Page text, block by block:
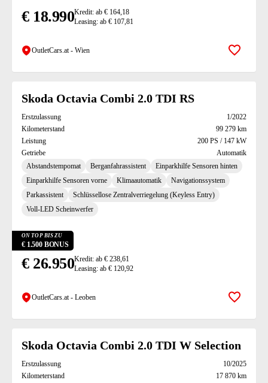
€ 18.990Kredit: ab € 164,18
Leasing: ab € 107,81
OutletCars.at - Wien Zur
Skoda Octavia Combi 2.0 TDI RS
Erstzulassung
1/2022
Kilometerstand
99 279 km
Leistung
200 PS / 147 kW
Getriebe
Automatik
Abstandstempomat
Berganfahrassistent
Einparkhilfe Sensoren hinten
Einparkhilfe Sensoren vorne
Klimaautomatik
Navigationssystem
Parkassistent
Schlüssellose Zentralverriegelung (Keyless Entry)
Voll-LED Scheinwerfer
ON TOP BIS ZU
€ 1.500 BONUS
€ 26.950Kredit: ab € 238,61
Leasing: ab € 120,92
OutletCars.at - Leoben Zur
Skoda Octavia Combi 2.0 TDI W Selection
Erstzulassung
10/2025
Kilometerstand
17 870 km